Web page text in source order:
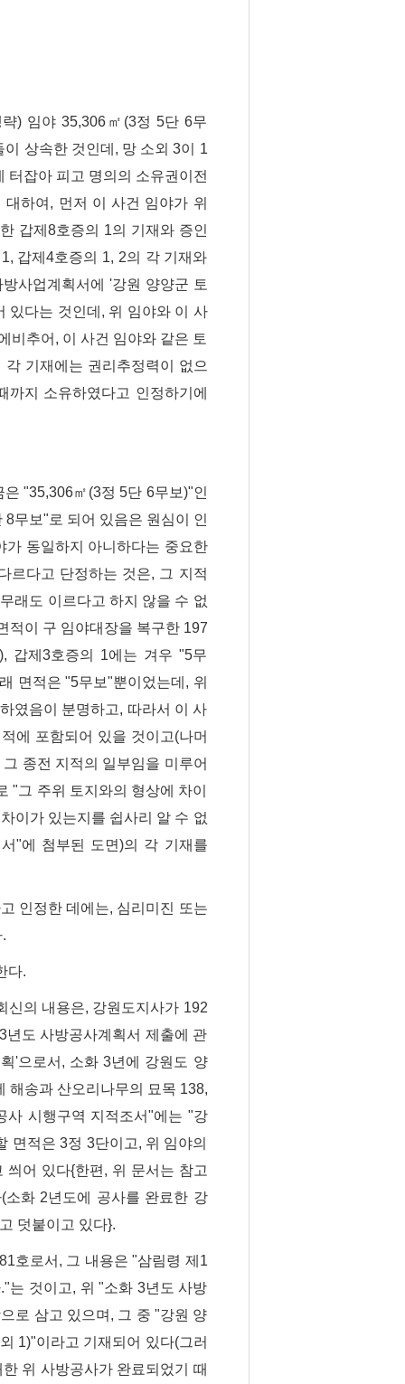
) 임야 35,306㎡(3정 5단 6무
상속한 것인데, 망 소외 3이 1
터잡아 피고 명의의 소유권이전
하여, 먼저 이 사건 임야가 위
갑제8호증의 1의 기재와 증인
갑제4호증의 1, 2의 각 기재와
사업계획서에 '강원 양양군 토
있다는 것인데, 위 임야와 이 사
비추어, 이 사건 임야와 같은 토
기재에는 권리추정력이 없으
지 소유하였다고 인정하기에
"35,306㎡(3정 5단 6무보)"인
무보"로 되어 있음은 원심이 인
가 동일하지 아니하다는 중요한
르다고 단정하는 것은, 그 지적
래도 이르다고 하지 않을 수 없
적이 구 임야대장을 복구한 197
갑제3호증의 1에는 겨우 "5무
면적은 "5무보"뿐이었는데, 위
였음이 분명하고, 따라서 이 사
에 포함되어 있을 것이고(나머
종전 지적의 일부임을 미루어
"그 주위 토지와의 형상에 차이
이가 있는지를 쉽사리 알 수 없
"에 첨부된 도면)의 각 기재를
인정한 데에는, 심리미진 또는
다.
신의 내용은, 강원도지사가 192
년도 사방공사계획서 제출에 관
'으로서, 소화 3년에 강원도 양
해송과 산오리나무의 묘목 138,
사 시행구역 지적조서"에는 "강
면적은 3정 3단이고, 위 임야의
어 있다{한편, 위 문서는 참고
화 2년도에 공사를 완료한 강
덧붙이고 있다}.
호로서, 그 내용은 "삼림령 제1
는 것이고, 위 "소화 3년도 사방
로 삼고 있으며, 그 중 "강원 양
1)"이라고 기재되어 있다(그러
위 사방공사가 완료되었기 때